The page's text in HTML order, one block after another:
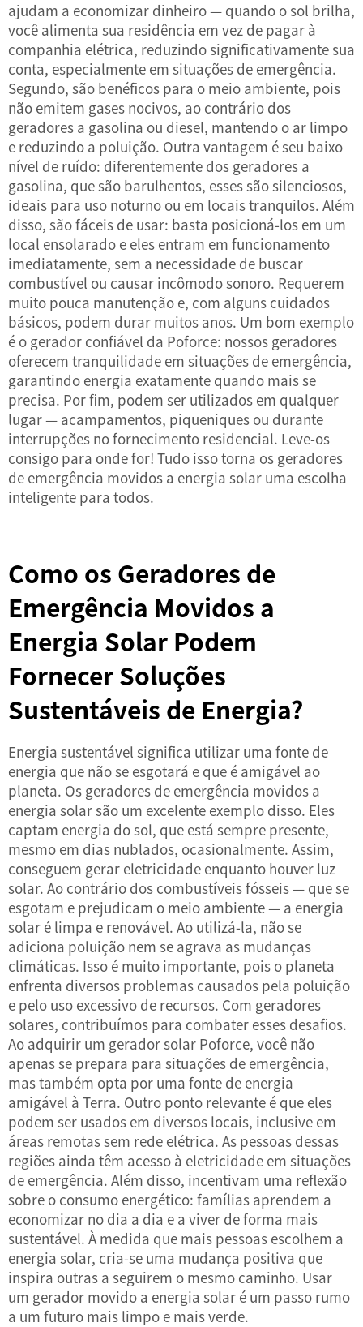
ajudam a economizar dinheiro — quando o sol brilha,
você alimenta sua residência em vez de pagar à
companhia elétrica, reduzindo significativamente sua
conta, especialmente em situações de emergência.
Segundo, são benéficos para o meio ambiente, pois
não emitem gases nocivos, ao contrário dos
geradores a gasolina ou diesel, mantendo o ar limpo
e reduzindo a poluição. Outra vantagem é seu baixo
nível de ruído: diferentemente dos geradores a
gasolina, que são barulhentos, esses são silenciosos,
ideais para uso noturno ou em locais tranquilos. Além
disso, são fáceis de usar: basta posicioná-los em um
local ensolarado e eles entram em funcionamento
imediatamente, sem a necessidade de buscar
combustível ou causar incômodo sonoro. Requerem
muito pouca manutenção e, com alguns cuidados
básicos, podem durar muitos anos. Um bom exemplo
é o gerador confiável da Poforce: nossos geradores
oferecem tranquilidade em situações de emergência,
garantindo energia exatamente quando mais se
precisa. Por fim, podem ser utilizados em qualquer
lugar — acampamentos, piqueniques ou durante
interrupções no fornecimento residencial. Leve-os
consigo para onde for! Tudo isso torna os geradores
de emergência movidos a energia solar uma escolha
inteligente para todos.
Como os Geradores de
Emergência Movidos a
Energia Solar Podem
Fornecer Soluções
Sustentáveis de Energia?
Energia sustentável significa utilizar uma fonte de
energia que não se esgotará e que é amigável ao
planeta. Os geradores de emergência movidos a
energia solar são um excelente exemplo disso. Eles
captam energia do sol, que está sempre presente,
mesmo em dias nublados, ocasionalmente. Assim,
conseguem gerar eletricidade enquanto houver luz
solar. Ao contrário dos combustíveis fósseis — que se
esgotam e prejudicam o meio ambiente — a energia
solar é limpa e renovável. Ao utilizá-la, não se
adiciona poluição nem se agrava as mudanças
climáticas. Isso é muito importante, pois o planeta
enfrenta diversos problemas causados pela poluição
e pelo uso excessivo de recursos. Com geradores
solares, contribuímos para combater esses desafios.
Ao adquirir um gerador solar Poforce, você não
apenas se prepara para situações de emergência,
mas também opta por uma fonte de energia
amigável à Terra. Outro ponto relevante é que eles
podem ser usados em diversos locais, inclusive em
áreas remotas sem rede elétrica. As pessoas dessas
regiões ainda têm acesso à eletricidade em situações
de emergência. Além disso, incentivam uma reflexão
sobre o consumo energético: famílias aprendem a
economizar no dia a dia e a viver de forma mais
sustentável. À medida que mais pessoas escolhem a
energia solar, cria-se uma mudança positiva que
inspira outras a seguirem o mesmo caminho. Usar
um gerador movido a energia solar é um passo rumo
a um futuro mais limpo e mais verde.